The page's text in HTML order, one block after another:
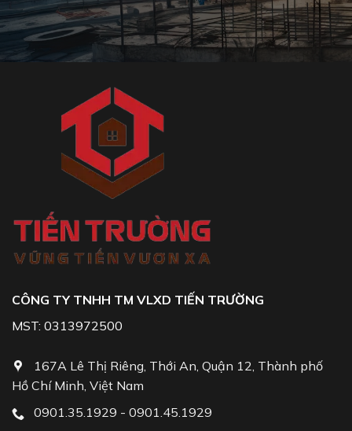
CÔNG TY TNHH TM VLXD TIẾN TRƯỜNG
MST: 0313972500
167A Lê Thị Riêng, Thới An, Quận 12, Thành phố
Hồ Chí Minh, Việt Nam
0901.35.1929 - 0901.45.1929